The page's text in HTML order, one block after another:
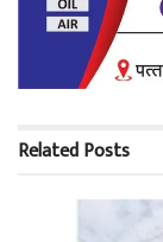
RelatedPosts